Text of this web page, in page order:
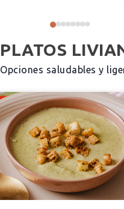
PLATOS
Opciones saludables y